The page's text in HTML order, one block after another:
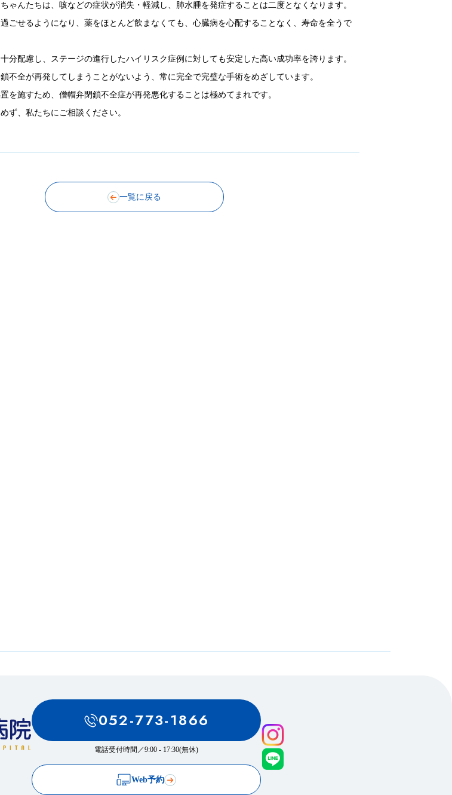
ゃんたちは、咳などの症状が消失・軽減し、肺水腫を発症することは二度となくなります。
ごせるようになり、薬をほとんど飲まなくても、心臓病を心配することなく、寿命を全うで
分配慮し、ステージの進行したハイリスク症例に対しても安定した高い成功率を誇ります。
不全が再発してしまうことがないよう、常に完全で完璧な手術をめざしています。
を施すため、僧帽弁閉鎖不全症が再発悪化することは極めてまれです。
ず、私たちにご相談ください。
一覧に戻る
052-773-1866
電話受付時間／9:00 - 17:30(無休)
Web予約